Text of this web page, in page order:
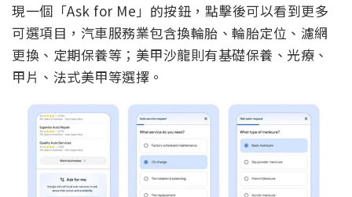
現一個「Ask for Me」的按鈕，點擊後可以看到更多
可選項目，汽車服務業包含換輪胎、輪胎定位、濾網
更換、定期保養等；美甲沙龍則有基礎保養、光療、
甲片、法式美甲等選擇。